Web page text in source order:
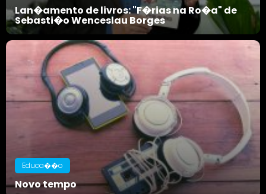
Lan�amento de livros: "F�rias na Ro�a" de
Sebasti�o Wenceslau Borges
Educa��o
Novo tempo